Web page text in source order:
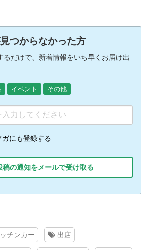
つからなかった方
るだけで、新着情報をいち早くお届け出
イベント その他
ガにも登録する
の通知をメールで受け取る
チンカー 出店